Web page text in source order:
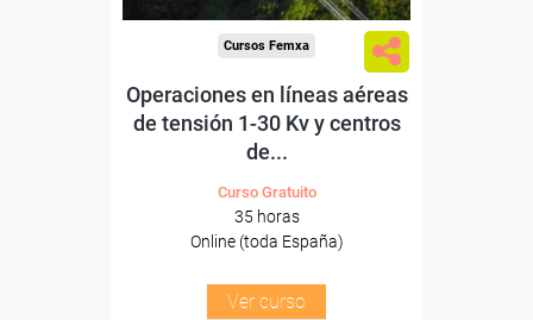
Cursos Femxa
Operaciones en líneas aéreas
de tensión 1-30 Kv y centros
de...
Curso Gratuito
35 horas
Online (toda España)
Ver curso